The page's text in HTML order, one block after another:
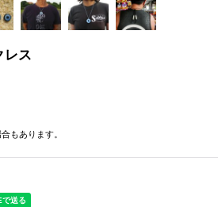
ス
もあります。